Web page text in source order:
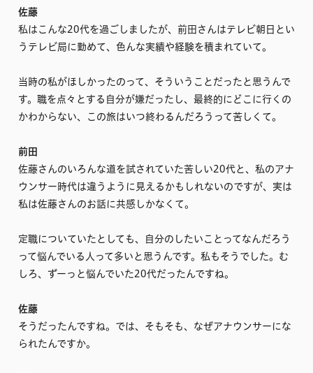
佐藤
私はこんな20代を過ごしましたが、前田さんはテレビ朝日とい
うテレビ局に勤めて、色んな実績や経験を積まれていて。
当時の私がほしかったのって、そういうことだったと思うんで
す。職を点々とする自分が嫌だったし、最終的にどこに行くの
かわからない、この旅はいつ終わるんだろうって苦しくて。
前田
佐藤さんのいろんな道を試されていた苦しい20代と、私のアナ
ウンサー時代は違うように見えるかもしれないのですが、実は
私は佐藤さんのお話に共感しかなくて。
定職についていたとしても、自分のしたいことってなんだろう
って悩んでいる人って多いと思うんです。私もそうでした。む
しろ、ずーっと悩んでいた20代だったんですね。
佐藤
そうだったんですね。では、そもそも、なぜアナウンサーにな
られたんですか。